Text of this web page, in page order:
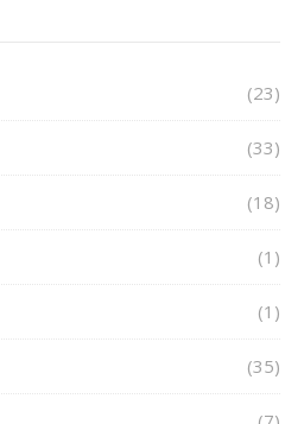
(23)
(33)
(18)
(1)
(1)
(35)